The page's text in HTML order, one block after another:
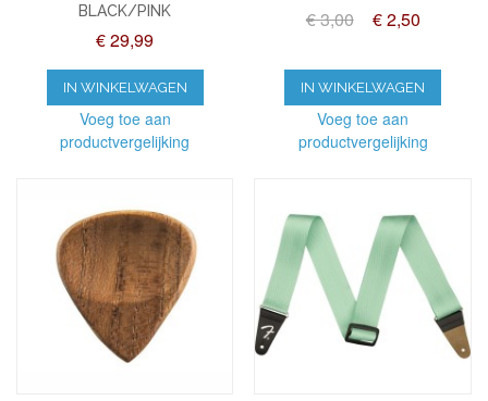
BLACK/PINK
€ 29,99
IN WINKELWAGEN
Voeg toe aan
productvergelijking
€ 3,00 € 2,50
IN WINKELWAGEN
Voeg toe aan
productvergelijking